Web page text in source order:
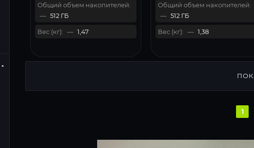
Общий объем накопителей:
— 512 ГБ
Вес (кг): — 1,47
Общий объем накопителей:
— 512 ГБ
Вес (кг): — 1,38
1